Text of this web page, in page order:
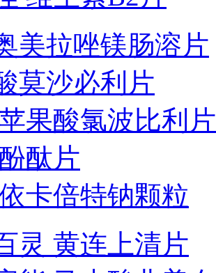
美拉唑镁肠溶片
莫沙必利片
果酸氯波比利片
酞片
卡倍特钠颗粒
灵 黄连上清片